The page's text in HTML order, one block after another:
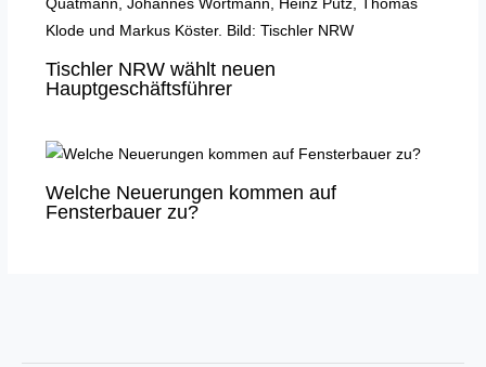
Tischler NRW wählt neuen
Hauptgeschäftsführer
Welche Neuerungen kommen auf
Fensterbauer zu?